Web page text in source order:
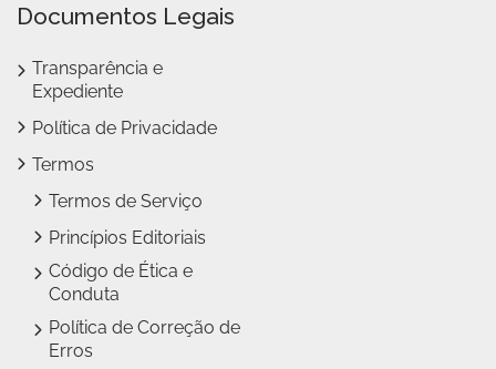
Documentos Legais
Transparência e
Expediente
Política de Privacidade
Termos
Termos de Serviço
Princípios Editoriais
Código de Ética e
Conduta
Política de Correção de
Erros